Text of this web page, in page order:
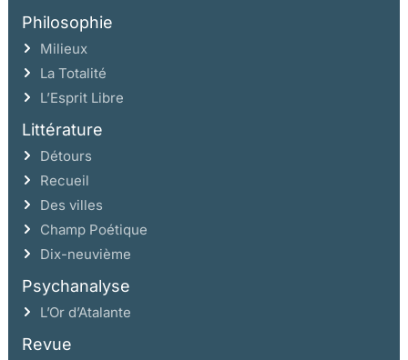
Philosophie
Milieux
La Totalité
L’Esprit Libre
Littérature
Détours
Recueil
Des villes
Champ Poétique
Dix-neuvième
Psychanalyse
L’Or d’Atalante
Revue